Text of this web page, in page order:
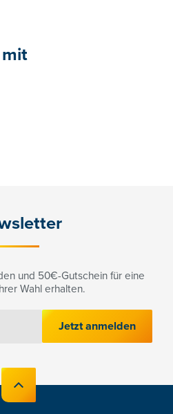
und 50€-Gutschein für eine
Wahl erhalten.
Jetzt anmelden